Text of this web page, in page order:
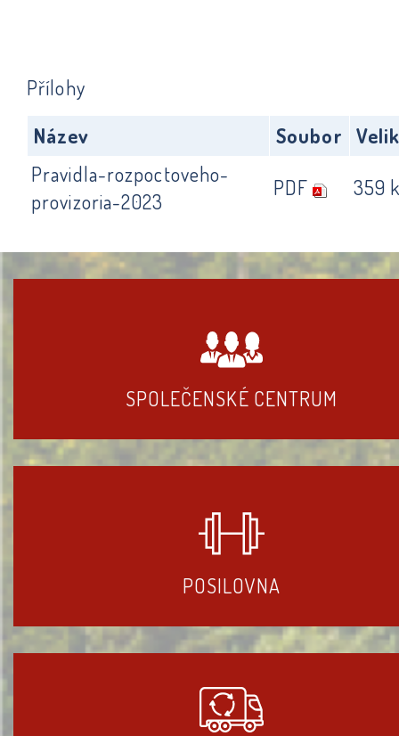
Přílohy
Název
Soubor
Pravidla-rozpoctoveho-
provizoria-2023
PDF 359
SPOLEČENSKÉ CENTRUM
POSILOVNA